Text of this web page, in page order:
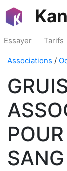
Essayer Tarifs
Associations /